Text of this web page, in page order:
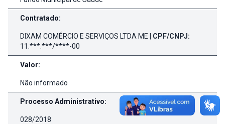
Contratado:
DIXAM COMÉRCIO E SERVIÇOS LTDA ME | CPF/CNPJ:
11.***.***/****-00
Valor:
Não informado
Processo Administrativo:
028/2018